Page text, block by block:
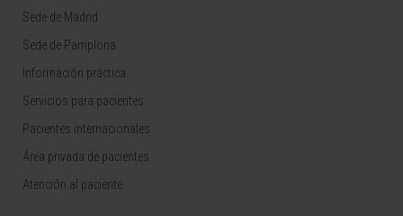
Sede de Madrid
Sede de Pamplona
Información práctica
Servicios para pacientes
Pacientes internacionales
Área privada de pacientes
Atención al paciente